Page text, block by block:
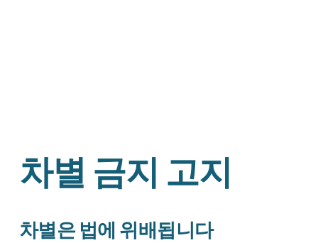
차별 금지 고지
차별은 법에 위배됩니다